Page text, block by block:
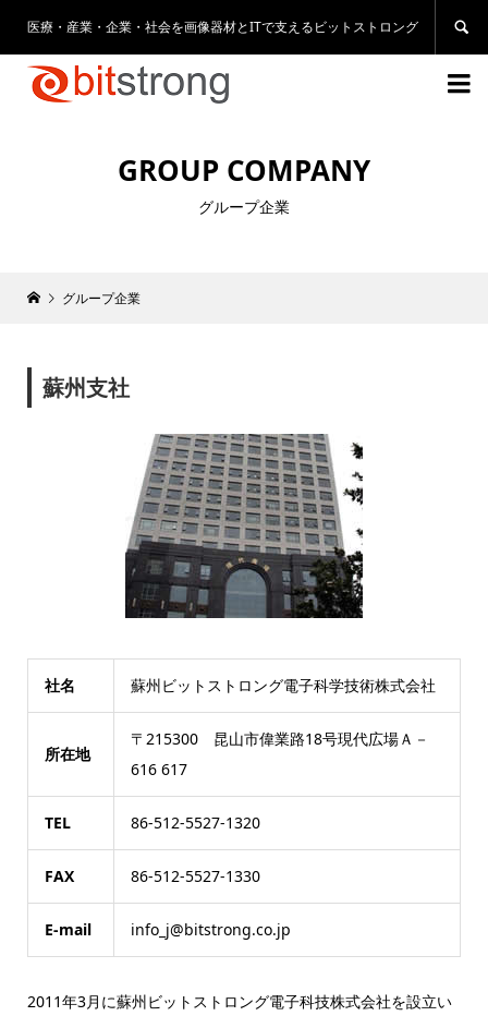
医療・産業・企業・社会を画像器材とITで支えるビットストロング 

GROUP COMPANY
グループ企業
グループ企業
蘇州支社
社名 蘇州ビットストロング電子科学技術株式会社
所在地
〒215300 昆山市偉業路18号現代広場Ａ－
616 617
TEL 86-512-5527-1320
FAX 86-512-5527-1330
E-mail info_j@bitstrong.co.jp
2011年3月に蘇州ビットストロング電子科技株式会社を設立い